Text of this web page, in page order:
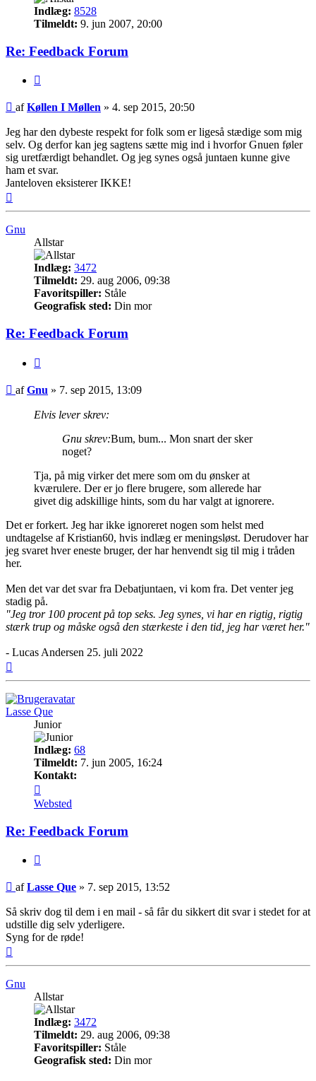
Indlæg: 8528
Tilmeldt: 9. jun 2007, 20:00
Re: Feedback Forum
Indlæg
afKøllen I Møllen » 4. sep 2015, 20:50
Jeg har den dybeste respekt for folk som er ligeså stædige som mig
selv. Og derfor kan jeg sagtens sætte mig ind i hvorfor Gnuen føler
sig uretfærdigt behandlet. Og jeg synes også juntaen kunne give
ham et svar.
Janteloven eksisterer IKKE!
Gnu
Allstar
Indlæg: 3472
Tilmeldt: 29. aug 2006, 09:38
Favoritspiller: Ståle
Geografisk sted: Din mor
Re: Feedback Forum
Indlæg
afGnu » 7. sep 2015, 13:09
Elvis lever skrev:
Gnu skrev:Bum, bum... Mon snart der sker
noget?
Tja, på mig virker det mere som om du ønsker at
kværulere. Der er jo flere brugere, som allerede har
givet dig adskillige hints, som du har valgt at ignorere.
Det er forkert. Jeg har ikke ignoreret nogen som helst med
undtagelse af Kristian60, hvis indlæg er meningsløst. Derudover har
jeg svaret hver eneste bruger, der har henvendt sig til mig i tråden
her.
Men det var det svar fra Debatjuntaen, vi kom fra. Det venter jeg
stadig på.
"Jeg tror 100 procent på top seks. Jeg synes, vi har en rigtig, rigtig
stærk trup og måske også den stærkeste i den tid, jeg har været her."
- Lucas Andersen 25. juli 2022
Lasse Que
Junior
Indlæg: 68
Tilmeldt: 7. jun 2005, 16:24
Kontakt:
Lasse
Que
Websted
Re: Feedback Forum
Indlæg
afLasse Que » 7. sep 2015, 13:52
Så skriv dog til dem i en mail - så får du sikkert dit svar i stedet for at
udstille dig selv yderligere.
Syng for de røde!
Gnu
Allstar
Indlæg: 3472
Tilmeldt: 29. aug 2006, 09:38
Favoritspiller: Ståle
Geografisk sted: Din mor